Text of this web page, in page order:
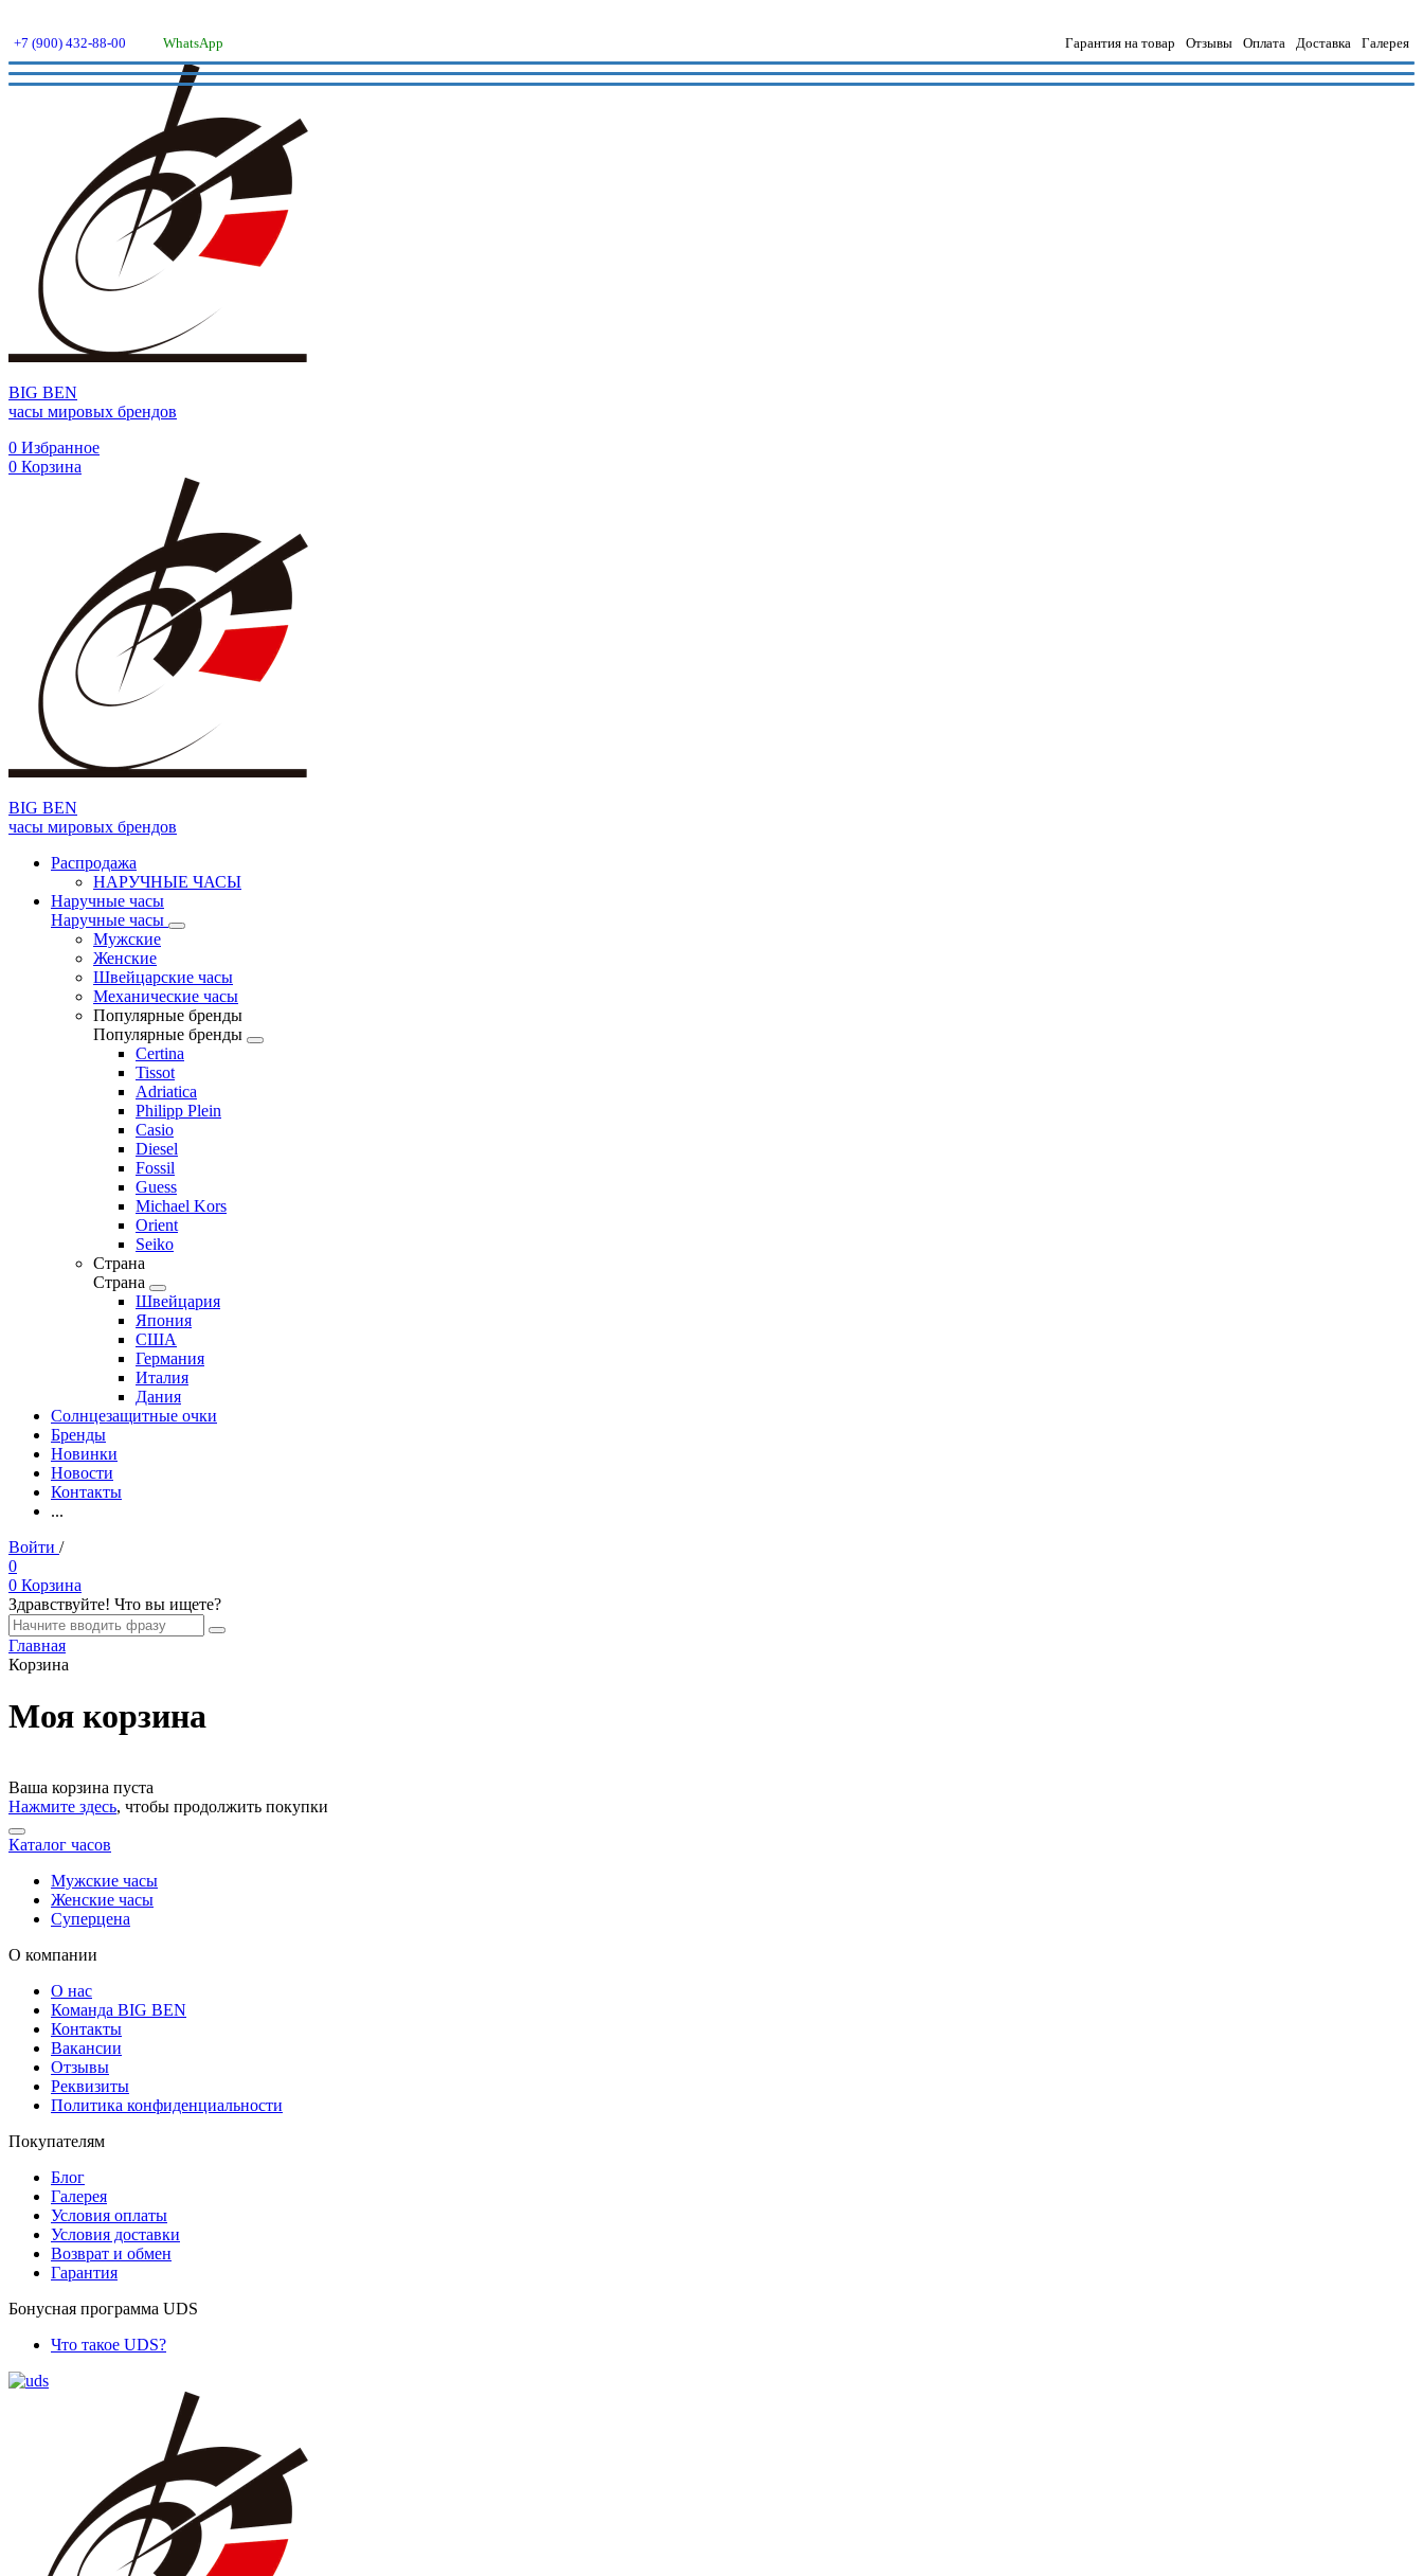
+7 (900) 432-88-00 WhatsApp Галерея
Доставка
Оплата
Отзывы
Гарантия на товар
BIG BEN
часы мировых брендов
0 Избранное
0 Корзина
BIG BEN
часы мировых брендов
Распродажа
НАРУЧНЫЕ ЧАСЫ
Наручные часы
Наручные часы
Мужские
Женские
Швейцарские часы
Механические часы
Популярные бренды
Популярные бренды
Certina
Tissot
Adriatica
Philipp Plein
Casio
Diesel
Fossil
Guess
Michael Kors
Orient
Seiko
Страна
Страна
Швейцария
Япония
США
Германия
Италия
Дания
Солнцезащитные очки
Бренды
Новинки
Новости
Контакты
...
Войти /
0
0 Корзина
Здравствуйте! Что вы ищете?
Главная
Корзина
Моя корзина
Ваша корзина пуста
Нажмите здесь, чтобы продолжить покупки
Каталог часов
Мужские часы
Женские часы
Суперцена
О компании
О нас
Команда BIG BEN
Контакты
Вакансии
Отзывы
Реквизиты
Политика конфиденциальности
Покупателям
Блог
Галерея
Условия оплаты
Условия доставки
Возврат и обмен
Гарантия
Бонусная программа UDS
Что такое UDS?